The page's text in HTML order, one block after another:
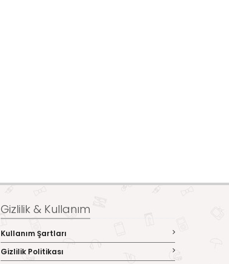
Gizlilik & Kullanım
Kullanım Şartları
Gizlilik Politikası